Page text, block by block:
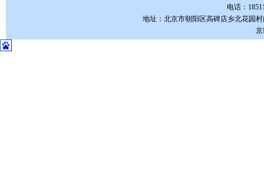
电话：
地址：北京市朝阳区高碑店乡北花园村
京